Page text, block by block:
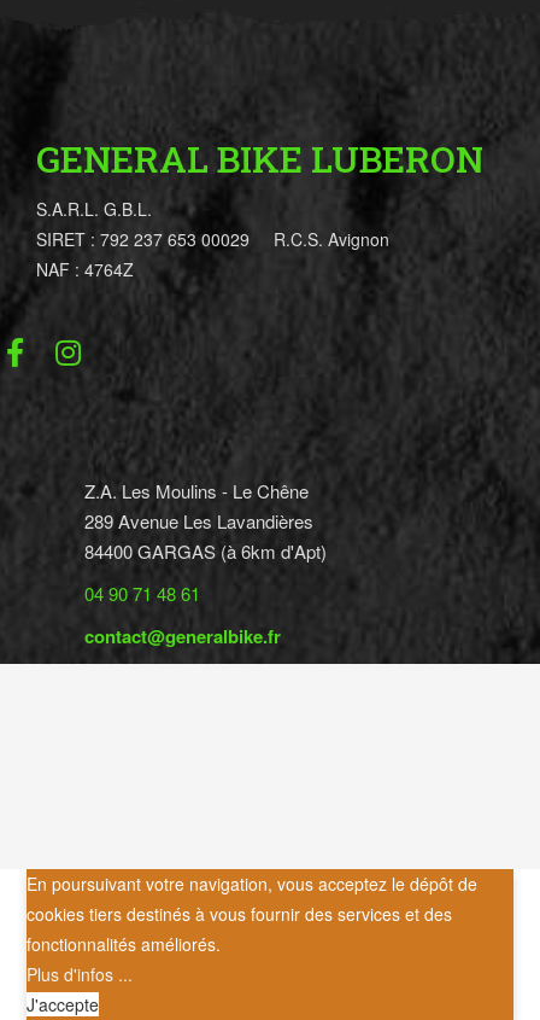
GENERAL BIKE LUBERON
S.A.R.L. G.B.L.
SIRET : 792 237 653 00029 R.C.S. Avignon
NAF : 4764Z
Z.A. Les Moulins - Le Chêne
289 Avenue Les Lavandières
84400 GARGAS (à 6km d'Apt)
04 90 71 48 61
contact@generalbike.fr
En poursuivant votre navigation, vous acceptez le dépôt de
cookies tiers destinés à vous fournir des services et des
fonctionnalités améliorés.
Plus d'infos ...
J'accepte